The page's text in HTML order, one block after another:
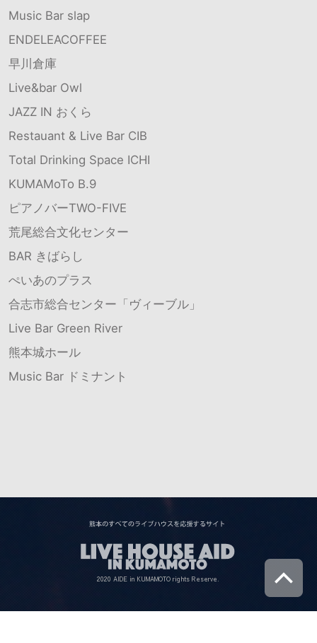
Music Bar slap
ENDELEACOFFEE
早川倉庫
Live&bar Owl
JAZZ IN おくら
Restauant & Live Bar CIB
Total Drinking Space ICHI
KUMAMoTo B.9
ピアノバーTWO-FIVE
荒尾総合文化センター
BAR きばらし
ぺいあのプラス
合志市総合センター「ヴィーブル」
Live Bar Green River
熊本城ホール
Music Bar ドミナント
2020 AIDE in KUMAMOTO rights Reserve.